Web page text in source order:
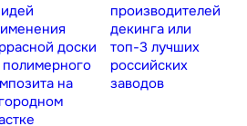
доски
полимерного
на
производителей
декинга или
топ-3 лучших
российских
заводов